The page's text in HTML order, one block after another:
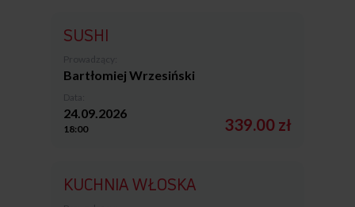
SUSHI
Bartłomiej Wrzesiński
24.09.2026
18:00 339.00 zł
KUCHNIA WŁOSKA